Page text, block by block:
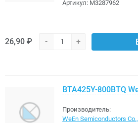
Артикул: M3287962
26,90 ₽ - +
BTA425Y-800BTQ
Производитель:
WeEn Semiconductors